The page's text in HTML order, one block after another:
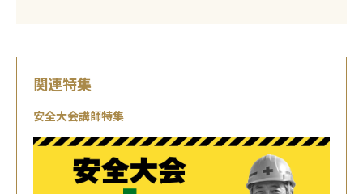
関連特集
安全大会講師特集